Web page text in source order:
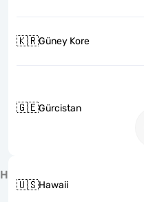
🇰🇷Güney Kore
🇬🇪Gürcistan
H
🇺🇸Hawaii